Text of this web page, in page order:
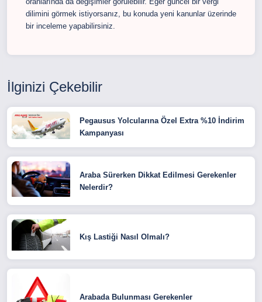
dilimini görmek istiyorsanız, bu konuda yeni kanunlar üzerinde
bir inceleme yapabilirsiniz.
İlginizi Çekebilir
Pegausus Yolcularına Özel Extra %10 İndirim
Kampanyası
Araba Sürerken Dikkat Edilmesi Gerekenler
Nelerdir?
Kış Lastiği Nasıl Olmalı?
Arabada Bulunması Gerekenler